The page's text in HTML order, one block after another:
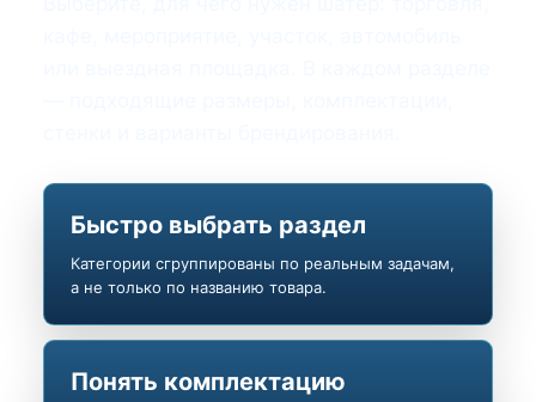
Быстро выбрать раздел
Категории сгруппированы по реальным задачам,
а не только по названию товара.
Понять комплектацию